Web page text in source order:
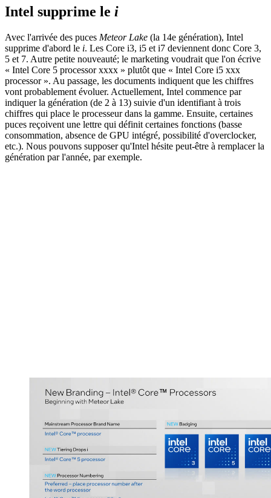
Intel supprime le i
Avec l'arrivée des puces Meteor Lake (la 14e génération), Intel
supprime d'abord le i. Les Core i3, i5 et i7 deviennent donc Core 3,
5 et 7. Autre petite nouveauté; le marketing voudrait que l'on écrive
« Intel Core 5 processor xxxx » plutôt que « Intel Core i5 xxx
processor ». Au passage, les documents indiquent que les chiffres
vont probablement évoluer. Actuellement, Intel commence par
indiquer la génération (de 2 à 13) suivie d'un identifiant à trois
chiffres qui place le processeur dans la gamme. Ensuite, certaines
puces reçoivent une lettre qui définit certaines fonctions (basse
consommation, absence de GPU intégré, possibilité d'overclocker,
etc.). Nous pouvons supposer qu'Intel hésite peut-être à remplacer la
génération par l'année, par exemple.